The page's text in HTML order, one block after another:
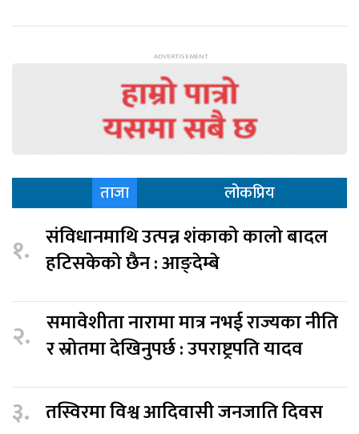
ताजा लोकप्रिय
१. संविधानमाथि उत्पन्न शंकाको कालो बादल
हटिसकेको छैन : आङ्देम्बे
२. समावेशीता नारामा मात्र नभई राज्यका नीति
र स्रोतमा देखिनुपर्छ : उपराष्ट्रपति यादव
३. तस्विरमा विश्व आदिवासी जनजाति दिवस